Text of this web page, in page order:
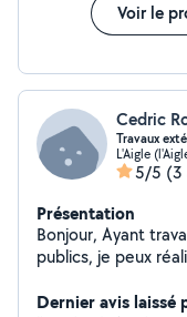
Voir le
Cedric
Travaux
L'Aigle
5/5 (3
Présentation
Bonjour, Ayant travaillé en maçonnerie et travaux
publics, je peux
mini pelle, je peux
Dernier avis